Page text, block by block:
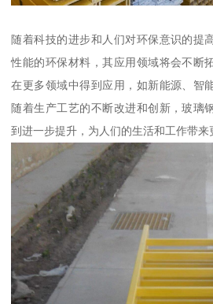
随着科技的进步和人们对环保意识的提
性能的环保材料，其应用领域将会不断
在更多领域中得到应用，如新能源、智
随着生产工艺的不断改进和创新，玻璃
到进一步提升，为人们的生活和工作带来